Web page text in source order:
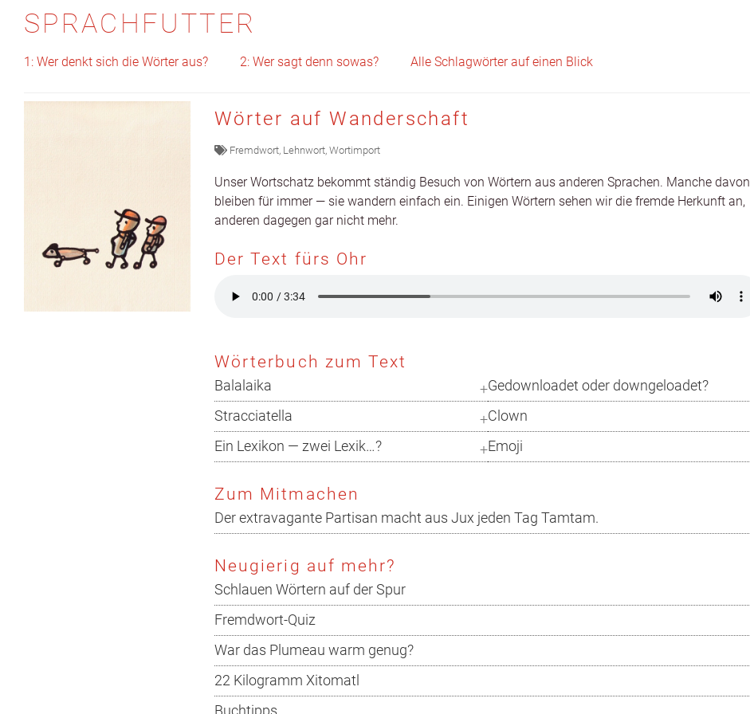
SPRACHFUTTER
1: Wer denkt sich die Wörter aus? 2: Wer sagt denn sowas? Alle Schlagwörter auf einen Blick
Wörter auf Wanderschaft
Fremdwort, Lehnwort, Wortimport
Unser Wortschatz bekommt ständig Besuch von Wörtern aus anderen Sprachen. Manche davon
bleiben für immer — sie wan­dern ein­fach ein. Eini­gen Wörtern sehen wir die fremde Herkun­ft an,
anderen dage­gen gar nicht mehr.
Der Text fürs Ohr
Wörterbuch zum Text
Balalaika
Stracciatella
Ein Lexikon — zwei Lexik…?
Gedownloadet oder downgeloadet?
Clown
Emoji
Zum Mitmachen
Der extravagante Partisan macht aus Jux jeden Tag Tamtam.
Neugierig auf mehr?
Schlauen Wörtern auf der Spur
Fremdwort-Quiz
War das Plumeau warm genug?
22 Kilogramm Xitomatl